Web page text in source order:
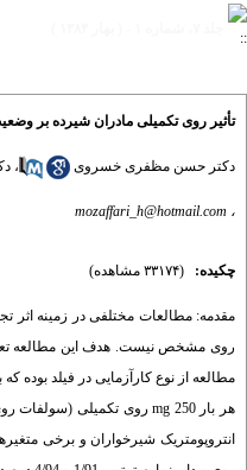
تأثیر روی تکمیلی مادران شیرده بر
دکتر حسن مظفری خسروی ،
، mozaffari_h@hotmail.com
چکیده: (۳۳۱۷۴ مشاهده)
مقدمه: مطالعات مختلفی در زمینه
روی مشخص نیست. هدف این مطالعه